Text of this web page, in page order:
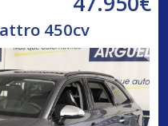
450cv